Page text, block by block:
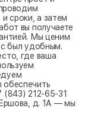
сроки, а затем
вы получаете
Мы ценим
был удобным.
где ваша
обеспечить
(843) 212-65-31
д. 1А — мы